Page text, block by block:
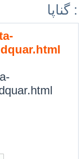
گناپا :